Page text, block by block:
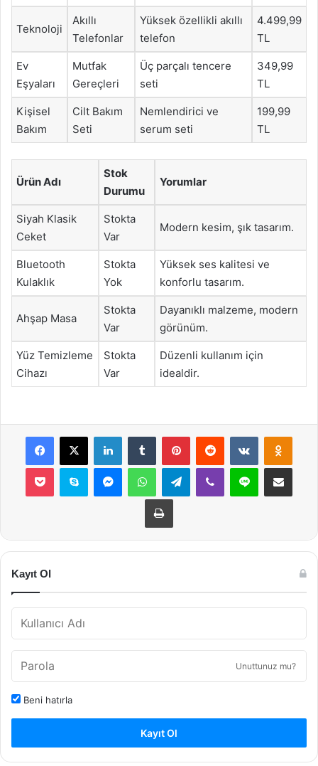
Teknoloji
Akıllı
Telefonlar
Yüksek özellikli akıllı
telefon
4.499,99
TL
Ev
Eşyaları
Mutfak
Gereçleri
Üç parçalı tencere
seti
349,99
TL
Kişisel
Bakım
Cilt Bakım
Seti
Nemlendirici ve
serum seti
199,99
TL
Ürün Adı
Stok
Durumu
Yorumlar
Siyah Klasik
Ceket
Stokta
Var
Modern kesim, şık tasarım.
Bluetooth
Kulaklık
Stokta
Yok
Yüksek ses kalitesi ve
konforlu tasarım.
Ahşap Masa
Stokta
Var
Dayanıklı malzeme, modern
görünüm.
Yüz Temizleme
Cihazı
Stokta
Var
Düzenli kullanım için
idealdir.
Facebook
X LinkedInTumblr PinterestReddit VKontakte
Pocket Skype MessengerWhatsAppTelegramViber Line E-Posta ile
Yazdır
Kayıt Ol
Unuttunuz mu?
Beni hatırla
Kayıt Ol